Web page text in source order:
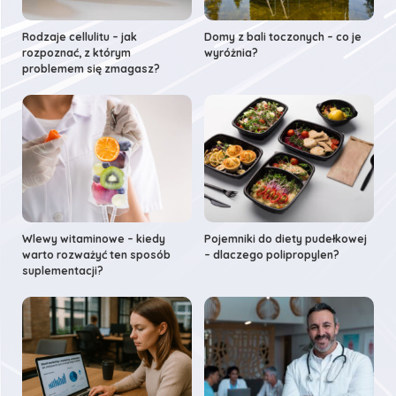
Rodzaje cellulitu – jak
rozpoznać, z którym
problemem się zmagasz?
Domy z bali toczonych – co je
wyróżnia?
Wlewy witaminowe – kiedy
warto rozważyć ten sposób
suplementacji?
Pojemniki do diety pudełkowej
– dlaczego polipropylen?